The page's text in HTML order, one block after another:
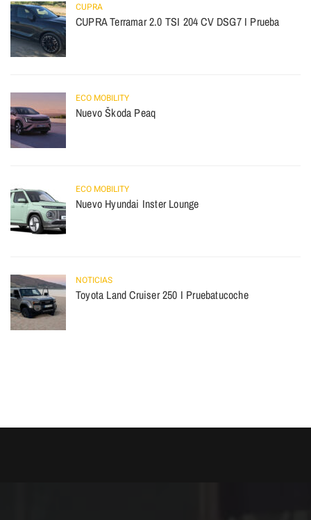
CUPRA
CUPRA Terramar 2.0 TSI 204 CV DSG7 I Prueba
ECO MOBILITY
Nuevo Škoda Peaq
ECO MOBILITY
Nuevo Hyundai Inster Lounge
NOTICIAS
Toyota Land Cruiser 250 I Pruebatucoche